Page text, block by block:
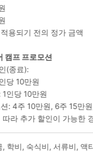
용되기 전의 정가 금액
캠프 프로모션
(종료):
당 10만원
인당 10만원
: 4주 10만원, 6주 15만
라 추가 할인이 가능한
, 학비, 숙식비, 서류비, 액